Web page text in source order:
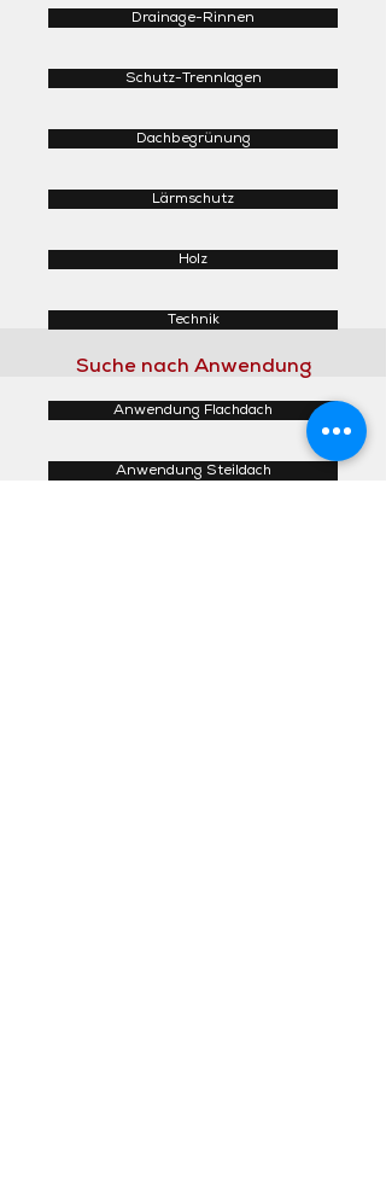
Drainage-Rinnen
Schutz-Trennlagen
Dachbegrünung
Lärmschutz
Holz
Technik
Suche nach Anwendung
Anwendung Flachdach
Anwendung Steildach